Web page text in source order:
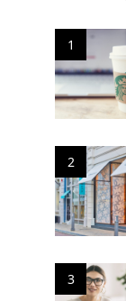
1
2
3